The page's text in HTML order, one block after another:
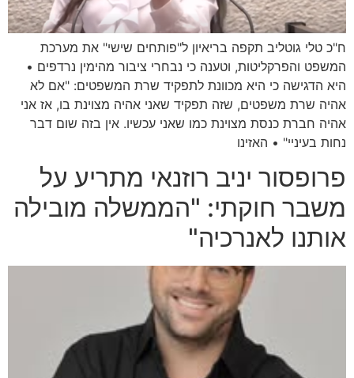
ח"כ טלי גוטליב תקפה בריאיון ל"פותחים שישי" את מערכת
המשפט והפרקליטות, וטענה כי נבחרי ציבור מהימין נרדפים •
היא הדגישה כי היא מכוונת לתפקיד שרת המשפטים: "אם לא
אהיה שרת משפטים, שזה תפקיד שאני אהיה מצוינת בו, אז אני
אהיה חברת כנסת מצוינת כמו שאני עכשיו. אין בזה שום דבר
נחות בעיניי" • האזינו
פרופסור יניב רוזנאי מתריע על
משבר חוקתי: "הממשלה מובילה
אותנו לאנרכיה"